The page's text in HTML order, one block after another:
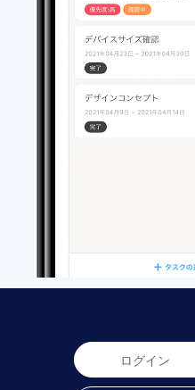
ログイン